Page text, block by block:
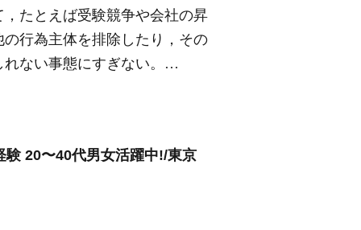
たとえば受験競争や会社の昇
行為主体を排除したり，その
れない事態にすぎない。…
20〜40代男女活躍中!/東京